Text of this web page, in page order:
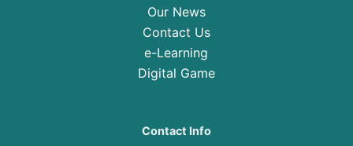
Our News
Contact Us
e-Learning
Digital Game
Contact Info